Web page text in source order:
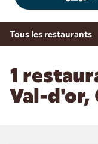
Return to Nav
Tous les restaurants
1
Val-d'or,